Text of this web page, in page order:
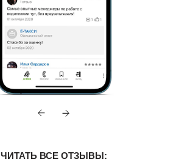
ЧИТАТЬ ВСЕ ОТЗЫВЫ: